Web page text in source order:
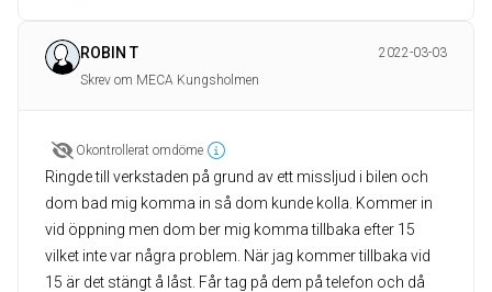
ROBIN T
2022-03-03
Skrev om MECA Kungsholmen
Okontrollerat omdöme
Ringde till verkstaden på grund av ett missljud i bilen och
dom bad mig komma in så dom kunde kolla. Kommer in
vid öppning men dom ber mig komma tillbaka efter 15
vilket inte var några problem. När jag kommer tillbaka vid
15 är det stängt å låst. Får tag på dem på telefon och då